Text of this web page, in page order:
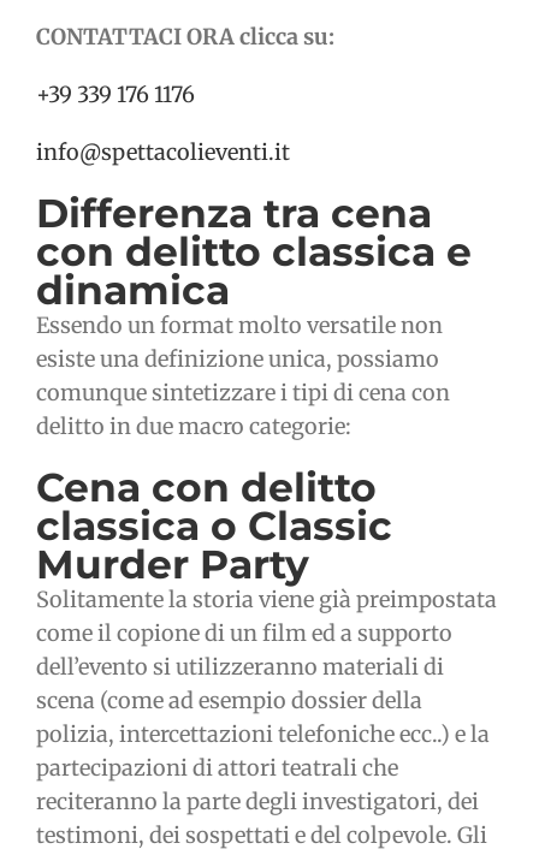
CONTATTACI ORA clicca su:
+39 339 176 1176
info@spettacolieventi.it
Differenza tra cena
con delitto classica e
dinamica
Essendo un format molto versatile non
esiste una definizione unica, possiamo
comunque sintetizzare i tipi di cena con
delitto in due macro categorie:
Cena con delitto
classica o Classic
Murder Party
Solitamente la storia viene già preimpostata
come il copione di un film ed a supporto
dell’evento si utilizzeranno materiali di
scena (come ad esempio dossier della
polizia, intercettazioni telefoniche ecc..) e la
partecipazioni di attori teatrali che
reciteranno la parte degli investigatori, dei
testimoni, dei sospettati e del colpevole. Gli